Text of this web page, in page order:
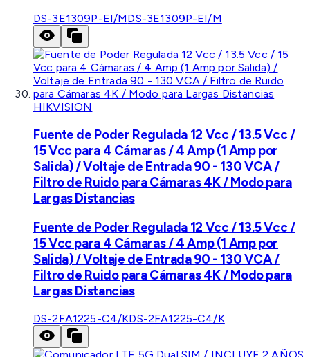
DS-3E1309P-EI/MDS-3E1309P-EI/M
HIKVISION
Fuente de Poder Regulada 12 Vcc / 13.5 Vcc /
15 Vcc para 4 Cámaras / 4 Amp (1 Amp por
Salida) / Voltaje de Entrada 90 - 130 VCA /
Filtro de Ruido para Cámaras 4K / Modo para
Largas Distancias
Fuente de Poder Regulada 12 Vcc / 13.5 Vcc /
15 Vcc para 4 Cámaras / 4 Amp (1 Amp por
Salida) / Voltaje de Entrada 90 - 130 VCA /
Filtro de Ruido para Cámaras 4K / Modo para
Largas Distancias
DS-2FA1225-C4/KDS-2FA1225-C4/K